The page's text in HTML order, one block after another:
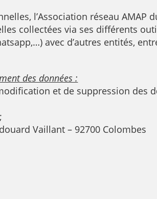
l’Association réseau AMAP
collectées via ses différents
avec d’autres entités,
des données :
et de suppression des
;
Vaillant – 92700 Colombes